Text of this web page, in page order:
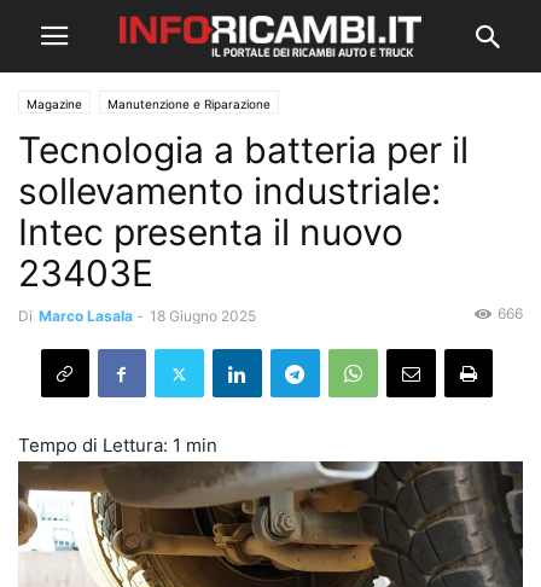
Magazine Manutenzione e Riparazione
Tecnologia a batteria per il
sollevamento industriale:
Intec presenta il nuovo
23403E
Di Marco Lasala - 18 Giugno 2025 666